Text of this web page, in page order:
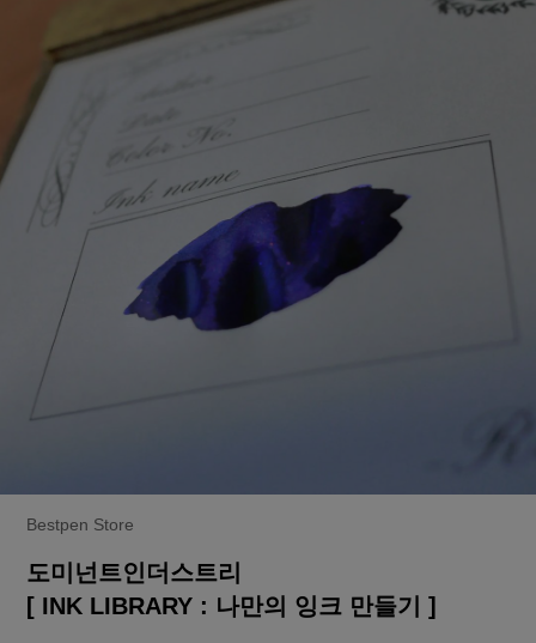
Bestpen Store
도미넌트인더스트리
[ INK LIBRARY : 나만의 잉크 만들기 ]